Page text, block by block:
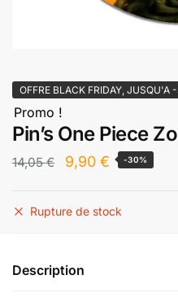
OFFRE BLACK FRIDAY, JUSQU'A
Promo !
Pin’s One Piece
14,05€
Le
initial
9,90 € Le
actuel
-30%
Rupture de stock
Description